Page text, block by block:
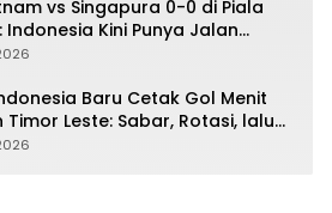
vs Singapura 0-0 di Piala
Indonesia Kini Punya Jalan
Baru Cetak Gol Menit
Leste: Sabar, Rotasi, lalu